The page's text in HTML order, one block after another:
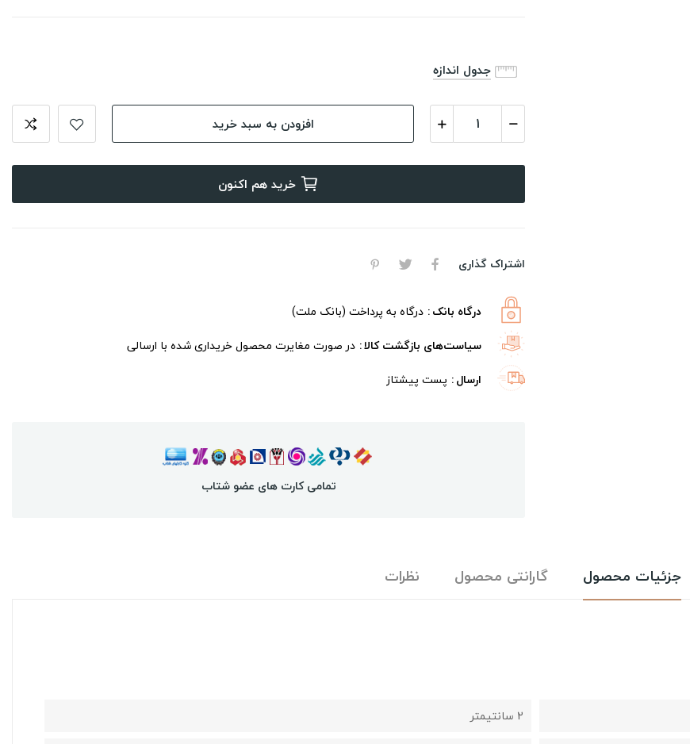
جدول اندازه
افزودن به سبد خرید
خرید هم اکنون
اشتراک گذاری
درگاه بانک درگاه به پرداخت (بانک ملت)
سیاست‌های بازگشت کالا در صورت مغایرت محصول خریداری شده با ارسالی
ارسال پست پیشتاز
تمامی کارت های عضو شتاب
جزئیات محصول گارانتی محصول نظرات
2 سانتیمتر